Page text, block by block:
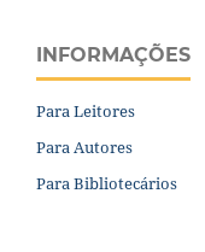
INFORMAÇÕES
Para Leitores
Para Autores
Para Bibliotecários